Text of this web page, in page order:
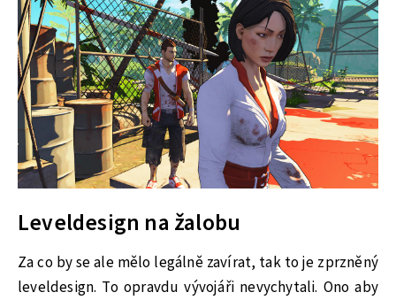
Leveldesign na žalobu
Za co by se ale mělo legálně zavírat, tak to je zprzněný
leveldesign. To opravdu vývojáři nevychytali. Ono aby